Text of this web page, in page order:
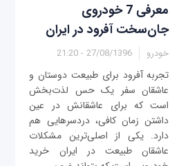
معرفی 7 خودروی
جان‌سخت آفرود در ایران
خودرو 27/08/1396 - 21:20
تجربه آفرود برای طبیعت دوستان و
عاشقان سفر یک حس لذت‌بخش
است که برای عاشقانش در عین
داشتن زمان کافی، دردسرهایی هم
دارد. یکی از اصلی‌ترین مشکلات
عاشقان طبیعت در ایران خرید